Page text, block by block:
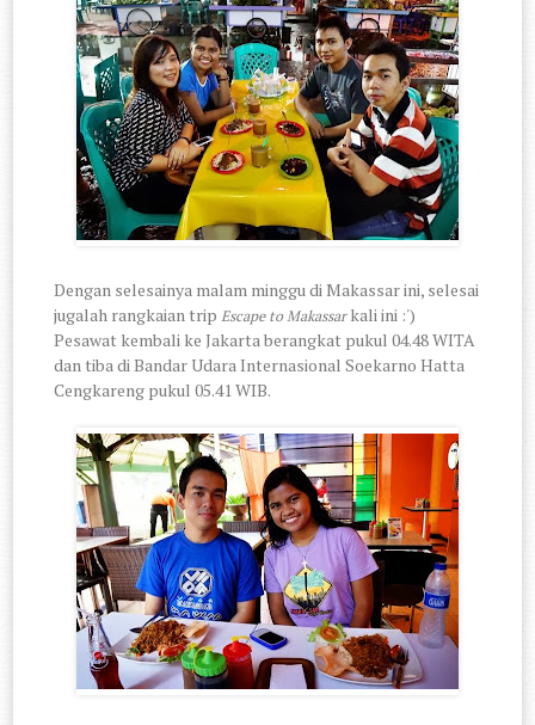
Dengan selesainya malam minggu di Makassar ini, selesai
jugalah rangkaian tripEscape to Makassarkali ini :')
Pesawat kembali ke Jakarta berangkat pukul 04.48 WITA
dan tiba di Bandar Udara Internasional Soekarno Hatta
Cengkareng pukul 05.41 WIB.